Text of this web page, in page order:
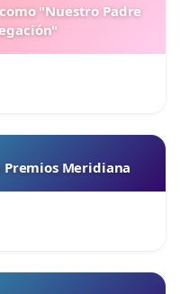
"Nuestro Padre
Meridiana